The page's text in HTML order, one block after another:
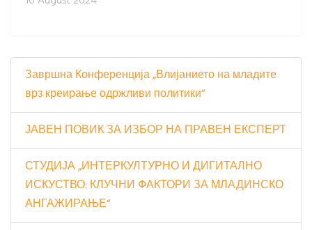
Завршна Конференција „Влијанието на младите
врз креирање одржливи политики“
ЈАВЕН ПОВИК ЗА ИЗБОР НА ПРАВЕН ЕКСПЕРТ
СТУДИЈА „ИНТЕРКУЛТУРНО И ДИГИТАЛНО
ИСКУСТВО: КЛУЧНИ ФАКТОРИ ЗА МЛАДИНСКО
АНГАЖИРАЊЕ“